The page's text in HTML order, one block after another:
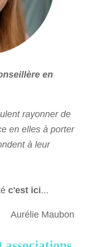
en
rayonner de
en elles à porter
à leur
c'est ici...
Aurélie Maubon